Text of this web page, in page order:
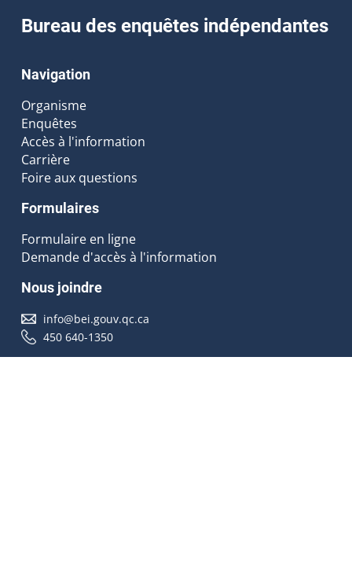
Bureau des enquêtes indépendantes
Navigation
Organisme
Enquêtes
Accès à l'information
Carrière
Foire aux questions
Formulaires
Formulaire en ligne
Demande d'accès à l'information
Nous joindre
info@bei.gouv.qc.ca
450 640-1350